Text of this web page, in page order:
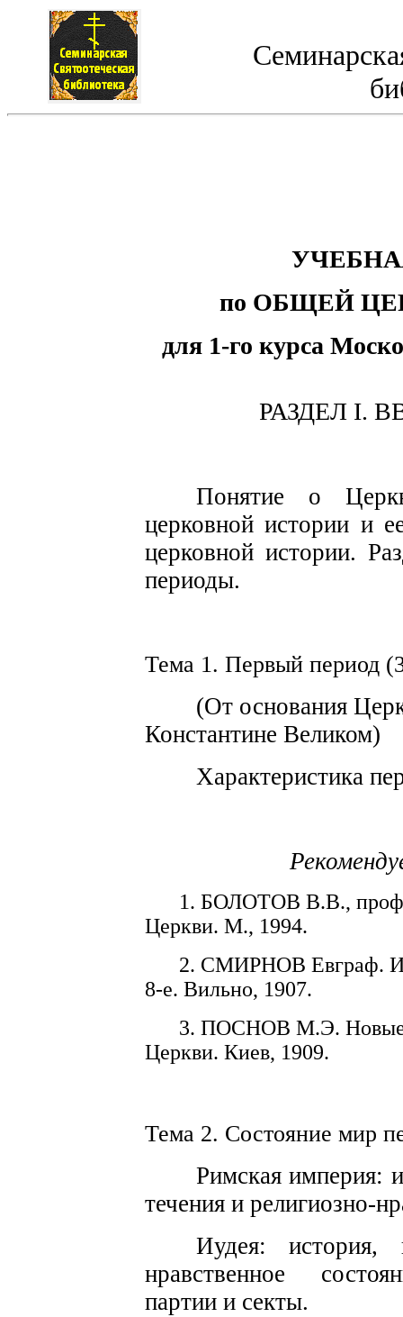
по ОБЩЕЙ
для 1-го курса
РАЗДЕЛ I.
Понятие о
церковной истории и е
церковной истории.
периоды.
Тема 1. Первый период
(От основания
Константине Великом)
Характеристика
1. БОЛОТОВ В.В., проф
Церкви. М., 1994.
2. СМИРНОВ Евграф.
8-е. Вильно, 1907.
3. ПОСНОВ М.Э.
Церкви. Киев, 1909.
Тема 2. Состояние мир
Римскаяимперия: и
течения и религиозно-
Иудея: история,
нравствен­ное состо
партии и секты.